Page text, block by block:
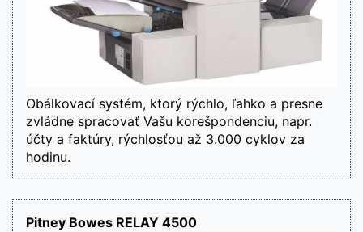
Obálkovací systém, ktorý rýchlo, ľahko a presne
zvládne spracovať Vašu korešpondenciu, napr.
účty a faktúry, rýchlosťou až 3.000 cyklov za
hodinu.
Pitney Bowes RELAY 4500